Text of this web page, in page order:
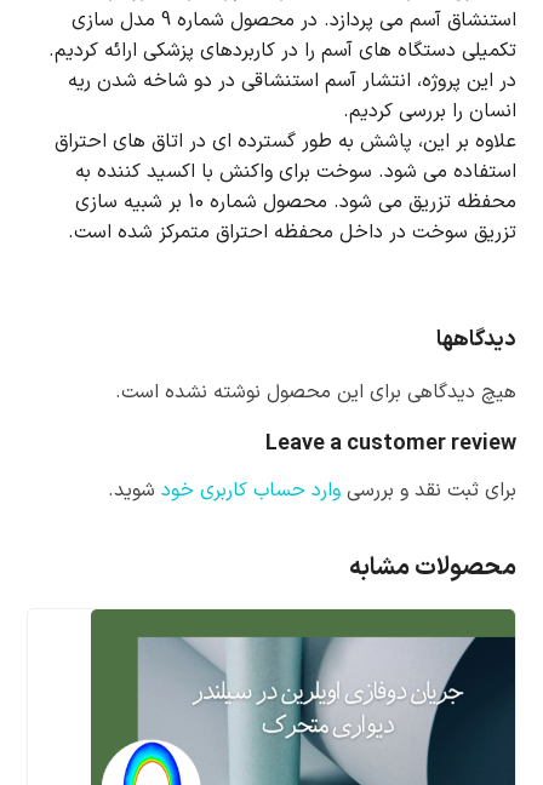
استنشاق آسم می پردازد.
در محصول شماره 9 مدل سازی
تکمیلی دستگاه های آسم را در کاربردهای پزشکی ارائه کردیم.
در این پروژه، انتشار آسم استنشاقی در دو شاخه شدن ریه
انسان را بررسی کردیم.
علاوه بر این، پاشش به طور گسترده ای در اتاق های احتراق
استفاده می شود. سوخت برای واکنش با اکسید کننده به
محفظه تزریق می شود.
محصول شماره 10 بر شبیه سازی
تزریق سوخت در داخل محفظه احتراق متمرکز شده است.
دیدگاهها
هیچ دیدگاهی برای این محصول نوشته نشده است.
Leave a customer review
برای ثبت نقد و بررسیوارد حساب کاربری خود شوید.
محصولات مشابه